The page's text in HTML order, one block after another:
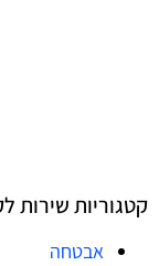
קטגוריות שירות
אבטחה